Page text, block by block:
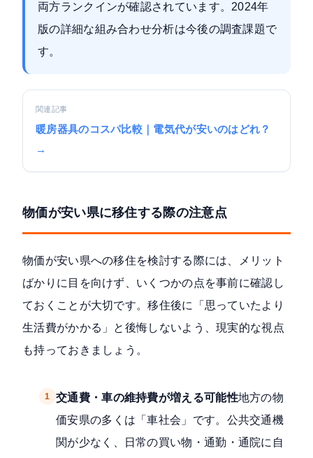
両方ランクインが確認されています。2024年
版の詳細な組み合わせ分析は今後の調査課題で
す。
関連記事
暖房器具のコスパ比較｜電気代が安いのはどれ？
→
物価が安い県に移住する際の注意点
物価が安い県への移住を検討する際には、メリット
ばかりに目を向けず、いくつかの点を事前に確認し
ておくことが大切です。移住後に「思っていたより
生活費がかかる」と後悔しないよう、現実的な視点
も持っておきましょう。
1 交通費・車の維持費が増える可能性地方の物
価安県の多くは「車社会」です。公共交通機
関が少なく、日常の買い物・通勤・通院に自